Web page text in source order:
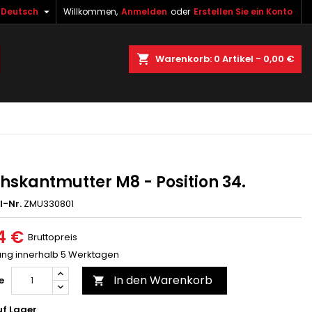
Willkommen, Anmelden oder Erstellen Sie ein Konto
Deutsch 
Warenkorb 0 Artikel - 0,00 €
M8 - Position 34.
Nr. ZMU330801
€ Bruttopreis
innerhalb 5 Werktagen
 In den Warenkorb
Lager